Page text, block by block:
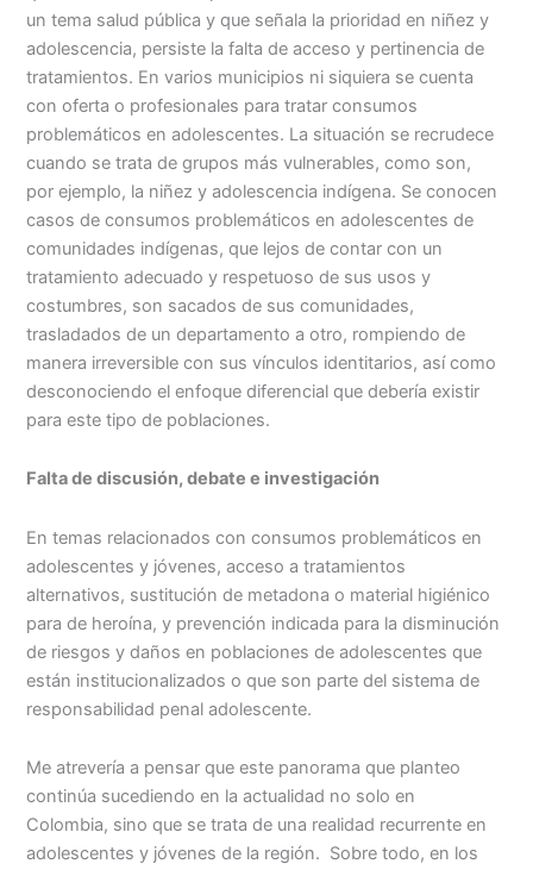
un tema salud pública y que señala la prioridad en niñez y
adolescencia, persiste la falta de acceso y pertinencia de
tratamientos. En varios municipios ni siquiera se cuenta
con oferta o profesionales para tratar consumos
problemáticos en adolescentes. La situación se recrudece
cuando se trata de grupos más vulnerables, como son,
por ejemplo, la niñez y adolescencia indígena. Se conocen
casos de consumos problemáticos en adolescentes de
comunidades indígenas, que lejos de contar con un
tratamiento adecuado y respetuoso de sus usos y
costumbres, son sacados de sus comunidades,
trasladados de un departamento a otro, rompiendo de
manera irreversible con sus vínculos identitarios, así como
desconociendo el enfoque diferencial que debería existir
para este tipo de poblaciones.
Falta de discusión, debate e investigación
En temas relacionados con consumos problemáticos en
adolescentes y jóvenes, acceso a tratamientos
alternativos, sustitución de metadona o material higiénico
para de heroína, y prevención indicada para la disminución
de riesgos y daños en poblaciones de adolescentes que
están institucionalizados o que son parte del sistema de
responsabilidad penal adolescente.
Me atrevería a pensar que este panorama que planteo
continúa sucediendo en la actualidad no solo en
Colombia, sino que se trata de una realidad recurrente en
adolescentes y jóvenes de la región. Sobre todo, en los